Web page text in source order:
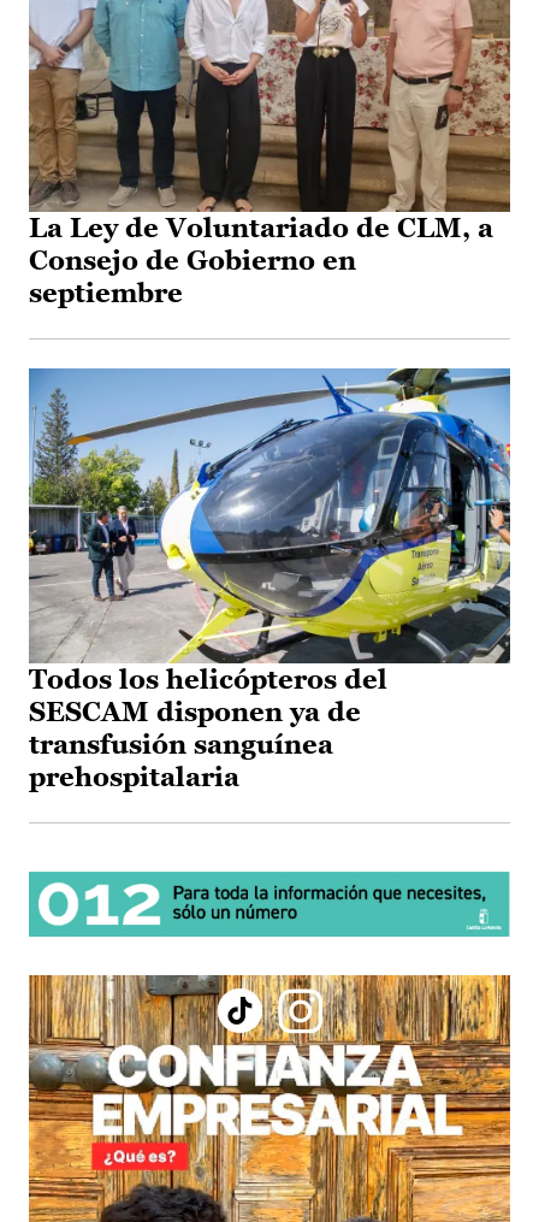
La Ley de Voluntariado de CLM, a
Consejo de Gobierno en
septiembre
Todos los helicópteros del
SESCAM disponen ya de
transfusión sanguínea
prehospitalaria